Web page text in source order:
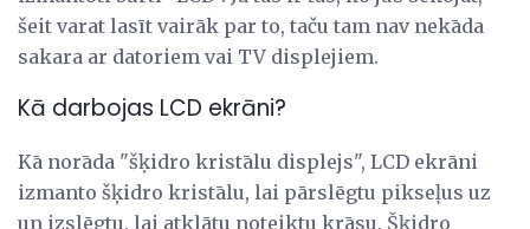
šeit varat lasīt vairāk par to, taču tam nav nekāda
sakara ar datoriem vai TV displejiem.
Kā darbojas LCD ekrāni?
Kā norāda "šķidro kristālu displejs", LCD ekrāni
izmanto šķidro kristālu, lai pārslēgtu pikseļus uz
un izslēgtu, lai atklātu noteiktu krāsu. Šķidro